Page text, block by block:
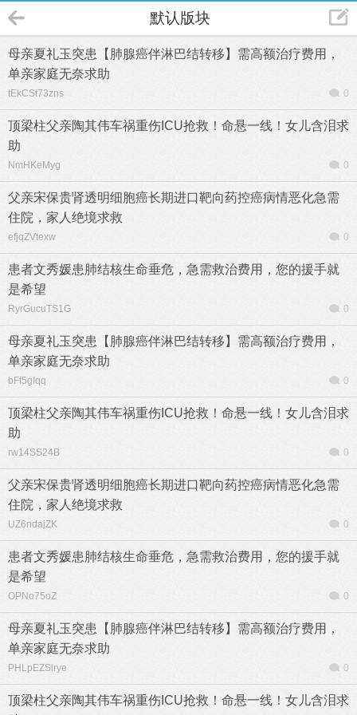
默认版块
母亲夏礼玉突患【肺腺癌伴淋巴结转移】需高额治疗费用，
单亲家庭无奈求助
tEkCSt73zns 0
顶梁柱父亲陶其伟车祸重伤ICU抢救！命悬一线！女儿含泪求
助
NmHKeMyg 0
父亲宋保贵肾透明细胞癌长期进口靶向药控癌病情恶化急需
住院，家人绝境求救
efjqZVtexw 0
患者文秀媛患肺结核生命垂危，急需救治费用，您的援手就
是希望
RyrGucuTS1G 0
母亲夏礼玉突患【肺腺癌伴淋巴结转移】需高额治疗费用，
单亲家庭无奈求助
bFf5gIqq 0
顶梁柱父亲陶其伟车祸重伤ICU抢救！命悬一线！女儿含泪求
助
rw14SS24B 0
父亲宋保贵肾透明细胞癌长期进口靶向药控癌病情恶化急需
住院，家人绝境求救
UZ6ndajZK 0
患者文秀媛患肺结核生命垂危，急需救治费用，您的援手就
是希望
OPNo75oZ 0
母亲夏礼玉突患【肺腺癌伴淋巴结转移】需高额治疗费用，
单亲家庭无奈求助
PHLpEZSlrye 0
顶梁柱父亲陶其伟车祸重伤ICU抢救！命悬一线！女儿含泪求